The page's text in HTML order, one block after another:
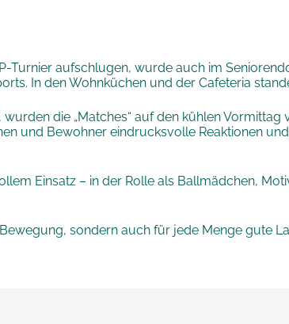
Turnier aufschlugen, wurde auch im
In den Wohnküchen und der Cafeteria
die „Matches“ auf den kühlen
und Bewohner eindrucksvolle Reaktionen
Einsatz – in der Rolle als Ballmädchen,
sondern auch für jede Menge gute